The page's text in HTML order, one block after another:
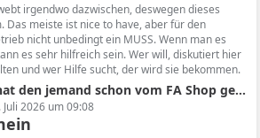
irgendwo dazwischen, deswegen dieses
Das meiste ist nice to have, aber für den
nicht unbedingt ein MUSS. Wenn man es
es sehr hilfreich sein. Wer will, diskutiert hier
und wer Hilfe sucht, der wird sie bekommen.
schon vom FA Shop geliefert bekommen und konnte das Gerät testen?
Juli 2026 um 09:08